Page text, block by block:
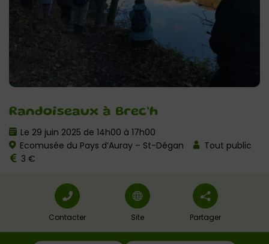
Randoiseaux à Brec’h
Le 29 juin 2025 de 14h00 à 17h00
Ecomusée du Pays d’Auray – St-Dégan
Tout public
3 €
Contacter Site Partager